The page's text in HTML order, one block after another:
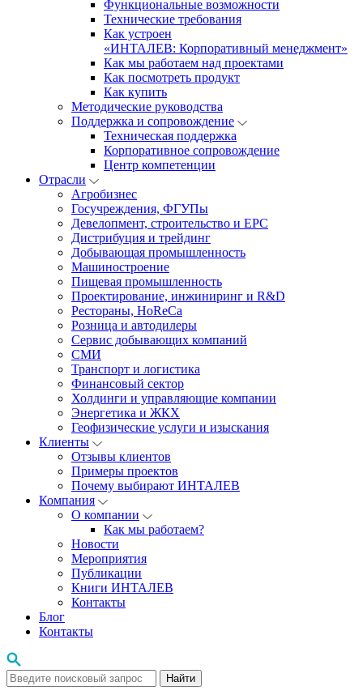
Функциональные возможности
Технические требования
Как устроен
«ИНТАЛЕВ: Корпоративный менеджмент»
Как мы работаем над проектами
Как посмотреть продукт
Как купить
Методические руководства
Поддержка и сопровождение
Техническая поддержка
Корпоративное сопровождение
Центр компетенции
Отрасли
Агробизнес
Госучреждения, ФГУПы
Девелопмент, строительство и EPC
Дистрибуция и трейдинг
Добывающая промышленность
Машиностроение
Пищевая промышленность
Проектирование, инжиниринг и R&D
Рестораны, HoReCa
Розница и автодилеры
Сервис добывающих компаний
СМИ
Транспорт и логистика
Финансовый сектор
Холдинги и управляющие компании
Энергетика и ЖКХ
Геофизические услуги и изыскания
Клиенты
Отзывы клиентов
Примеры проектов
Почему выбирают ИНТАЛЕВ
Компания
О компании
Как мы работаем?
Новости
Мероприятия
Публикации
Книги ИНТАЛЕВ
Контакты
Блог
Контакты
Найти